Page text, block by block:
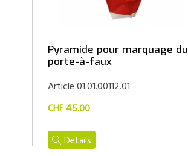
Pyramide pour marquage du
porte-à-faux
Article 01.01.00112.01
CHF 45.00
Details